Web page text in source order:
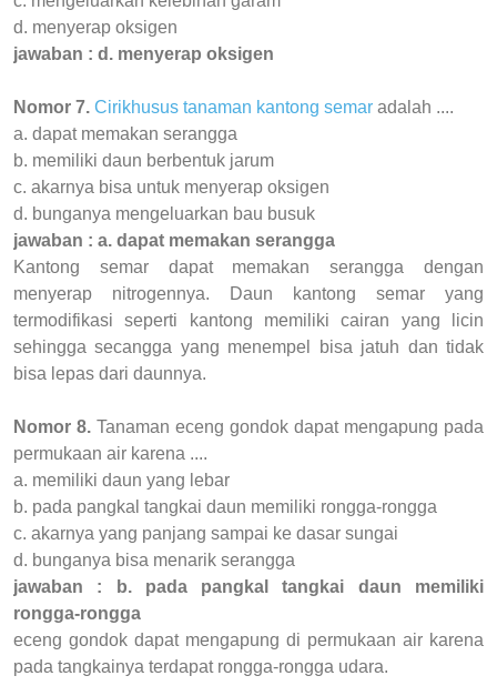
d. menyerap oksigen
jawaban : d. menyerap oksigen
Nomor 7. Cirikhusus tanaman kantong semar adalah ....
a. dapat memakan serangga
b. memiliki daun berbentuk jarum
c. akarnya bisa untuk menyerap oksigen
d. bunganya mengeluarkan bau busuk
jawaban : a. dapat memakan serangga
Kantong semar dapat memakan serangga dengan
menyerap nitrogennya. Daun kantong semar yang
termodifikasi seperti kantong memiliki cairan yang licin
sehingga secangga yang menempel bisa jatuh dan tidak
bisa lepas dari daunnya.
Nomor 8. Tanaman eceng gondok dapat mengapung pada
permukaan air karena ....
a. memiliki daun yang lebar
b. pada pangkal tangkai daun memiliki rongga-rongga
c. akarnya yang panjang sampai ke dasar sungai
d. bunganya bisa menarik serangga
jawaban : b. pada pangkal tangkai daun memiliki
rongga-rongga
eceng gondok dapat mengapung di permukaan air karena
pada tangkainya terdapat rongga-rongga udara.